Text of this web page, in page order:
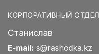
КОРПОРАТИВНЫЙ ОТДЕЛ
Станислав
E-mail: s@rashodka.kz